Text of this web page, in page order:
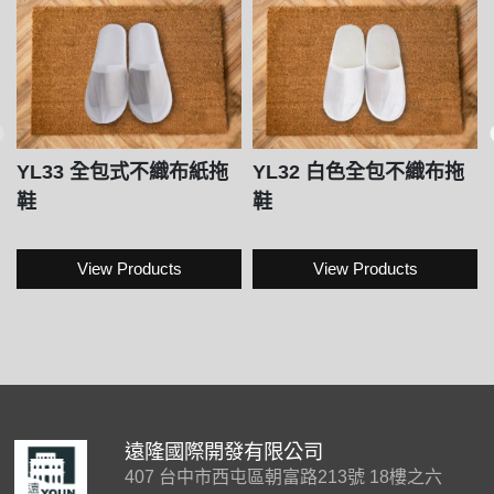
YL33 全包式不織布紙拖
鞋
View Products
YL32 白色全包不織布拖
鞋
View Products
遠隆國際開發有限公司
407 台中市西屯區朝富路213號 18樓之六